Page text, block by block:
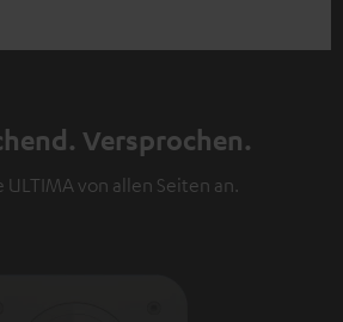
Versprochen.
ULTIMA von allen Seiten an.